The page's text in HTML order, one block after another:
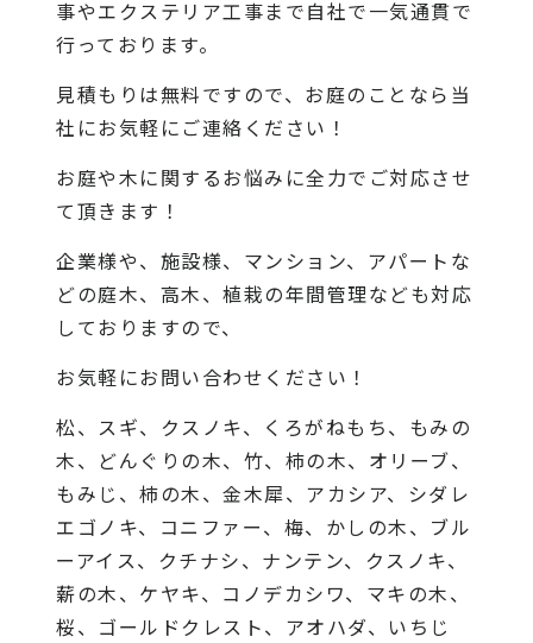
事やエクステリア工事まで自社で一気通貫で
行っております。
見積もりは無料ですので、お庭のことなら当
社にお気軽にご連絡ください！
お庭や木に関するお悩みに全力でご対応させ
て頂きます！
企業様や、施設様、マンション、アパートな
どの庭木、高木、植栽の年間管理なども対応
しておりますので、
お気軽にお問い合わせください！
松、スギ、クスノキ、くろがねもち、もみの
木、どんぐりの木、竹、柿の木、オリーブ、
もみじ、柿の木、金木犀、アカシア、シダレ
エゴノキ、コニファー、梅、かしの木、ブル
ーアイス、クチナシ、ナンテン、クスノキ、
薪の木、ケヤキ、コノデカシワ、マキの木、
桜、ゴールドクレスト、アオハダ、いちじ